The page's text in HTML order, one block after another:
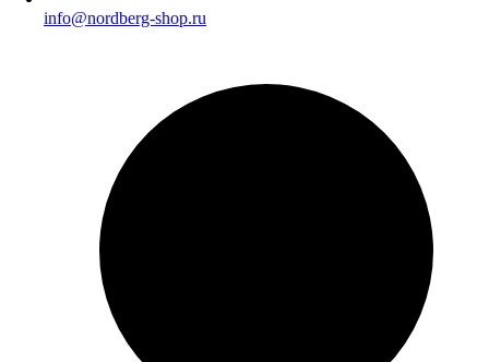
info@nordberg-shop.ru